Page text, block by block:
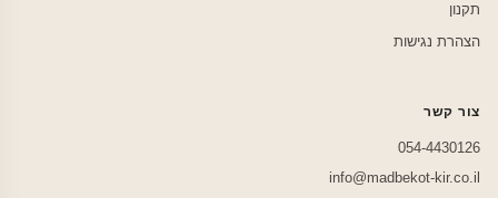
תקנון
הצהרת נגישות
צור קשר
054-4430126
info@madbekot-kir.co.il